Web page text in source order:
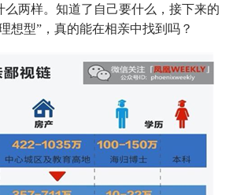
么两样。知道了自己要什么，接下来的
想型”，真的能在相亲中找到吗？